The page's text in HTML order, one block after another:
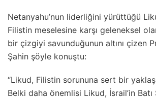
Netanyahu’nun liderliğini yürüttüğü
Filistin meselesine karşı geleneksel
bir çizgiyi savunduğunun altını çizen
Şahin şöyle konuştu:
“Likud, Filistin sorununa sert bir
Belki daha önemlisi Likud, İsrail’in